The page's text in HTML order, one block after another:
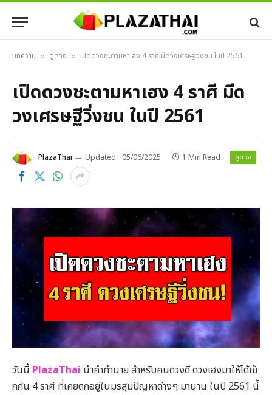
บทความ » ดูดวง » เปิดดวงชะตามหาเฮง 4 ราศี มีดวงเศรษฐีวิ่งชน ในปี 2561
เปิดดวงชะตามหาเฮง 4 ราศี มีด
วงเศรษฐีวิ่งชน ในปี 2561
PlazaThai Updated: 05/06/2025 1 Min Read ดูดวง
วันนี้ PlazaThai นำคำทำนาย สำหรับคนดวงดี ดวงเฮงมาให้ได้เช็
กกัน 4 ราศี ที่เคยตกอยู่ในมรสุมปัญหาต่างๆ มานาน ในปี 2561 นี้